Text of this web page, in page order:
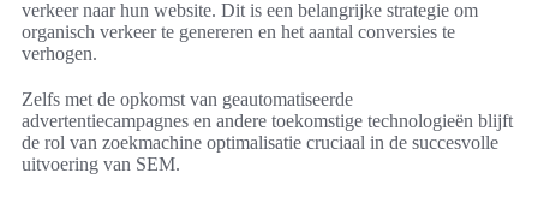
verkeer naar hun website. Dit is een belangrijke strategie om
organisch verkeer te genereren en het aantal conversies te
verhogen.
Zelfs met de opkomst van geautomatiseerde
advertentiecampagnes en andere toekomstige technologieën blijft
de rol van zoekmachine optimalisatie cruciaal in de succesvolle
uitvoering van SEM.